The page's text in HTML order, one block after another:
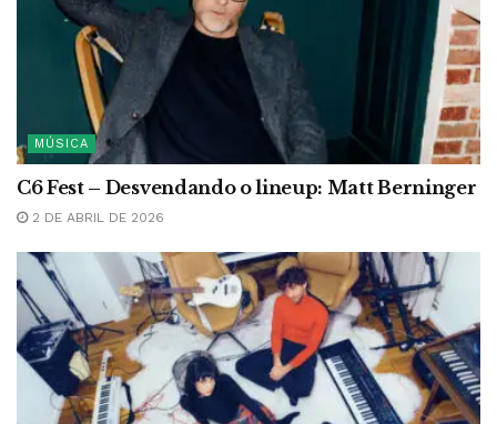
MÚSICA
C6 Fest – Desvendando o lineup: Matt Berninger
2 DE ABRIL DE 2026